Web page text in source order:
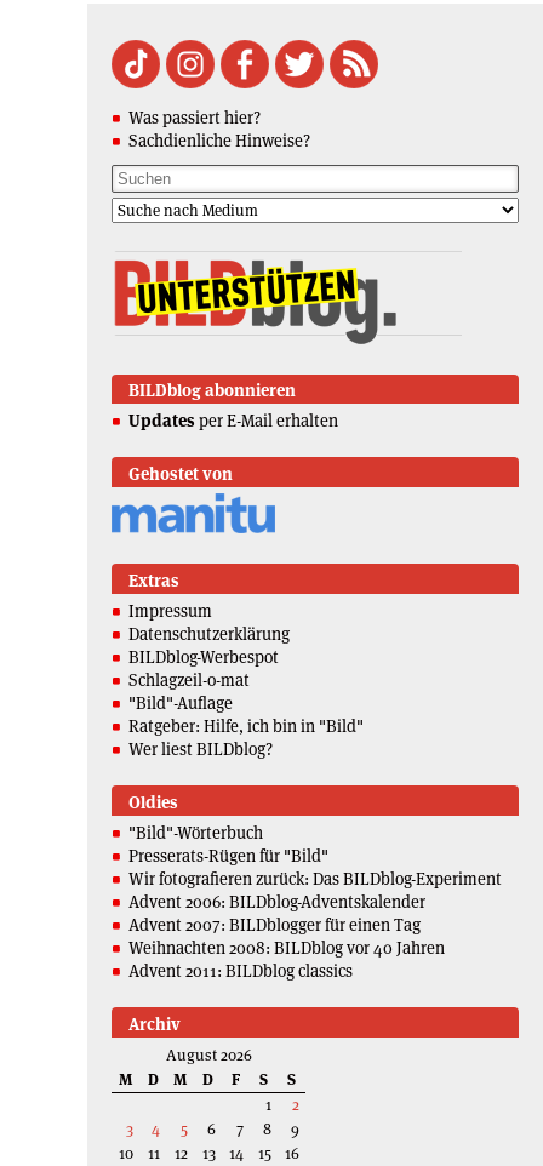
Was passiert hier?
Sachdienliche Hinweise?
BILDblog abonnieren
Updates per E-Mail erhalten
Gehostet von
Extras
Impressum
Datenschutzerklärung
BILDblog-Werbespot
Schlagzeil-o-mat
"Bild"-Auflage
Ratgeber: Hilfe, ich bin in "Bild"
Wer liest BILDblog?
Oldies
"Bild"-Wörterbuch
Presserats-Rügen für "Bild"
Wir fotografieren zurück: Das BILDblog-Experiment
Advent 2006: BILDblog-Adventskalender
Advent 2007: BILDblogger für einen Tag
Weihnachten 2008: BILDblog vor 40 Jahren
Advent 2011: BILDblog classics
Archiv
August 2026
M
D M D F S
S
1
2
3
4 5 6 7 8
9
10
11 12 13 14 15 16